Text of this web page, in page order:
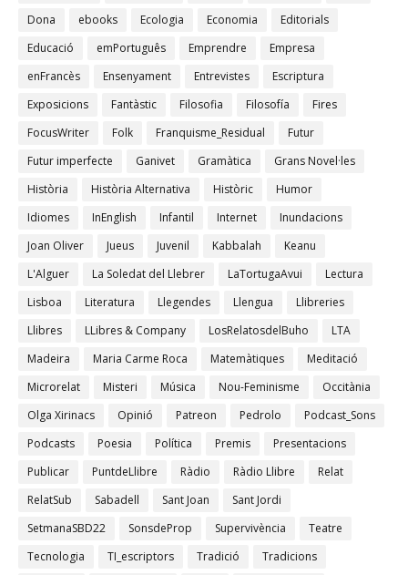
Dona
ebooks Ecologia Economia
Editorials
Educació
emPortuguês Emprendre
Empresa
enFrancès
Ensenyament Entrevistes
Escriptura
Exposicions
Fantàstic Filosofia Filosofía
Fires
FocusWriter
Folk Franquisme_Residual
Futur
Futur imperfecte
Ganivet Gramàtica
Grans Novel·les
Història
Història Alternativa Històric
Humor
Idiomes
InEnglish Infantil Internet
Inundacions
Joan Oliver
Jueus Juvenil Kabbalah
Keanu
L'Alguer
La Soledat del Llebrer LaTortugaAvui
Lectura
Lisboa
Literatura Llegendes Llengua
Llibreries
Llibres
LLibres & Company LosRelatosdelBuho
LTA
Madeira
Maria Carme Roca Matemàtiques
Meditació
Microrelat
Misteri Música Nou-Feminisme
Occitània
Olga Xirinacs
Opinió Patreon Pedrolo
Podcast_Sons
Podcasts
Poesia Política Premis
Presentacions
Publicar
PuntdeLlibre Ràdio Ràdio Llibre
Relat
RelatSub
Sabadell Sant Joan
Sant Jordi
SetmanaSBD22
SonsdeProp Supervivència
Teatre
Tecnologia
TI_escriptors Tradició
Tradicions